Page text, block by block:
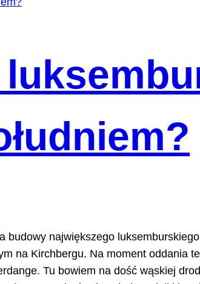
największego
na Kirchbergu. Na moment oddania
Tu bowiem na dość wąskiej